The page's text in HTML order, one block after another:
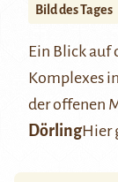
Bild des Tages
Ein Blick auf
Komplexes in
der offenen
DörlingHier